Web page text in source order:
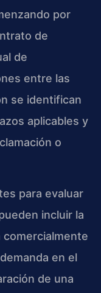
por
de
de
entre las
se identifican
aplicables y
o
para evaluar
incluir la
comercialmente
en el
de una